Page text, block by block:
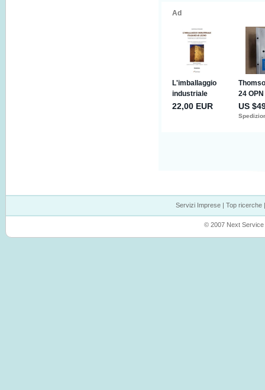
Servizi Imprese| Top ricerche
© 2007 Next Service